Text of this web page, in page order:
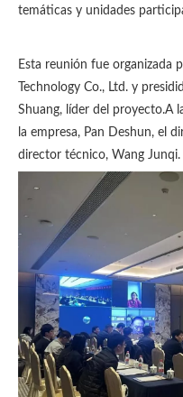
temáticas y unidades
Esta reunión fue organizada
Technology Co., Ltd. y
Shuang, líder del proyecto.A
la empresa, Pan Deshun, el
director técnico, Wang Junqi.